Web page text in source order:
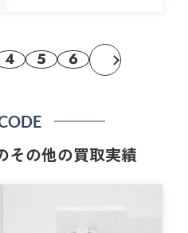
4 5 6
その他の買取実績